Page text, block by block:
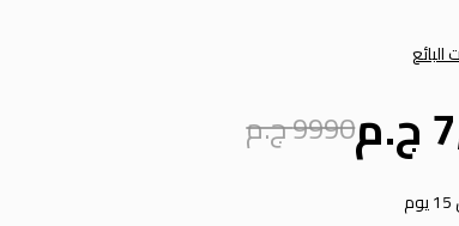
البائع
9990 ج.م